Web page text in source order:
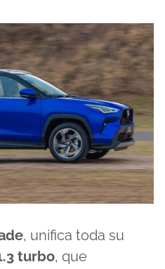
, unifica toda su
turbo, que